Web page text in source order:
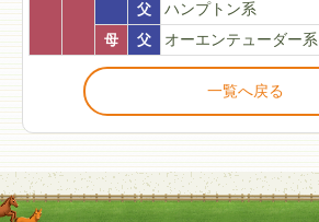
父
ハンプトン系
母
父 オーエンテューダー系
一覧へ戻る